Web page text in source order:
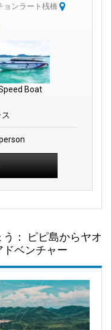
ョンラート桟橋
Boat
： ピピ島からヤオ
ベンチャー